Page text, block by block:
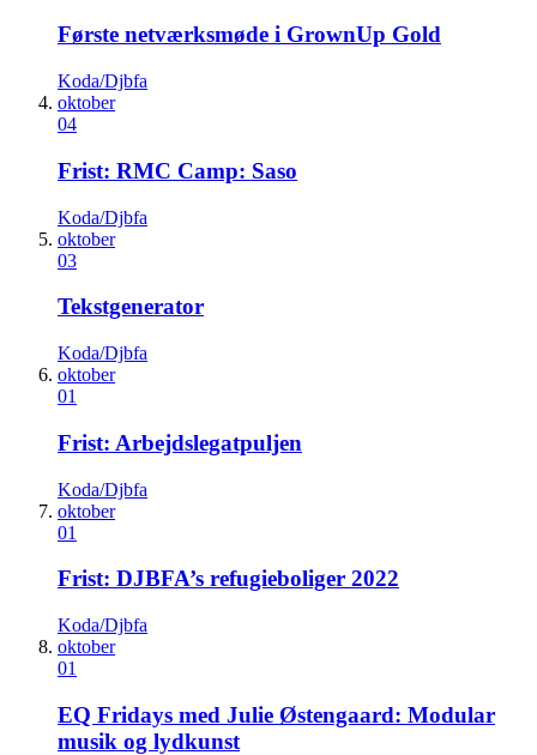
Første netværksmøde i GrownUp Gold
Koda/Djbfa
oktober
04
Frist: RMC Camp: Saso
Koda/Djbfa
oktober
03
Tekstgenerator
Koda/Djbfa
oktober
01
Frist: Arbejdslegatpuljen
Koda/Djbfa
oktober
01
Frist: DJBFA’s refugieboliger 2022
Koda/Djbfa
oktober
01
EQ Fridays med Julie Østengaard: Modular
musik og lydkunst